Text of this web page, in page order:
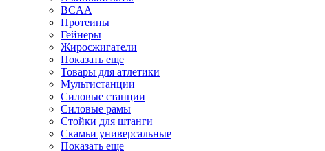
BCAA
Протеины
Гейнеры
Жиросжигатели
Показать еще
Товары для атлетики
Мультистанции
Силовые станции
Силовые рамы
Стойки для штанги
Скамьи универсальные
Показать еще